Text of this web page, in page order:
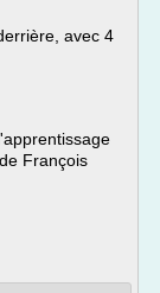
avec 4
François